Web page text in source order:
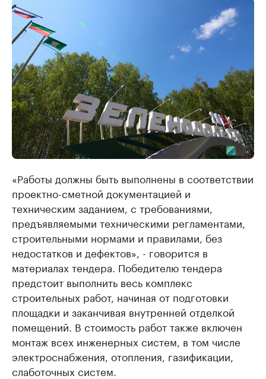
«Работы должны быть выполнены в соответствии
проектно-сметной документацией и
техническим заданием, с требованиями,
предъявляемыми техническими регламентами,
строительными нормами и правилами, без
недостатков и дефектов», - говорится в
материалах тендера. Победителю тендера
предстоит выполнить весь комплекс
строительных работ, начиная от подготовки
площадки и заканчивая внутренней отделкой
помещений. В стоимость работ также включен
монтаж всех инженерных систем, в том числе
электроснабжения, отопления, газификации,
слаботочных систем.